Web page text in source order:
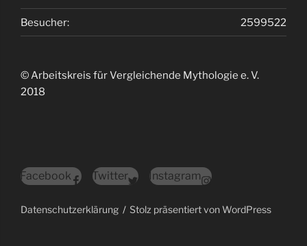
2599522
Besucher:
© Arbeitskreis für Vergleichende Mythologie e. V.
2018
Facebook Twitter Instagram
Datenschutzerklärung Stolz präsentiert von WordPress